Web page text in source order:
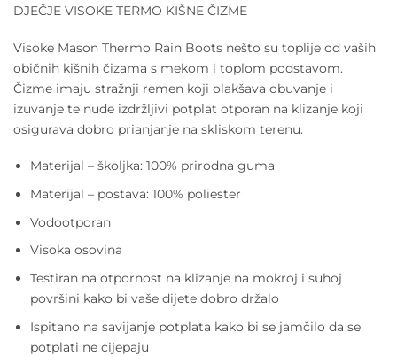
DJEČJE VISOKE TERMO KIŠNE ČIZME
Visoke Mason Thermo Rain Boots nešto su toplije od vaših
običnih kišnih čizama s mekom i toplom podstavom.
Čizme imaju stražnji remen koji olakšava obuvanje i
izuvanje te nude izdržljivi potplat otporan na klizanje koji
osigurava dobro prianjanje na skliskom terenu.
Materijal – školjka: 100% prirodna guma
Materijal – postava: 100% poliester
Vodootporan
Visoka osovina
Testiran na otpornost na klizanje na mokroj i suhoj
površini kako bi vaše dijete dobro držalo
Ispitano na savijanje potplata kako bi se jamčilo da se
potplati ne cijepaju